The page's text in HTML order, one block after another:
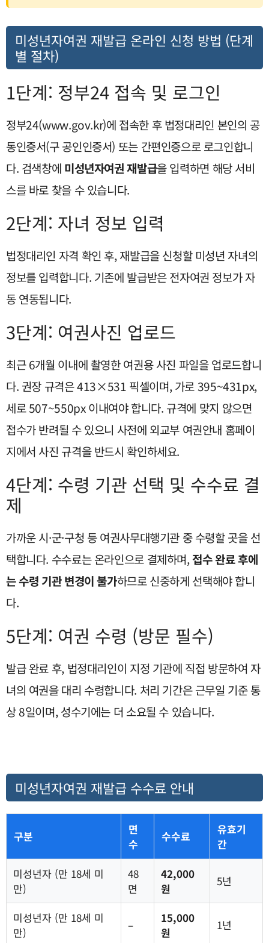
미성년자여권 재발급 온라인 신청 방법 (단계
별 절차)
1단계: 정부24 접속 및 로그인
정부24(www.gov.kr)에 접속한 후 법정대리인 본인의 공
동인증서(구 공인인증서) 또는 간편인증으로 로그인합니
다. 검색창에 미성년자여권 재발급을 입력하면 해당 서비
스를 바로 찾을 수 있습니다.
2단계: 자녀 정보 입력
법정대리인 자격 확인 후, 재발급을 신청할 미성년 자녀의
정보를 입력합니다. 기존에 발급받은 전자여권 정보가 자
동 연동됩니다.
3단계: 여권사진 업로드
최근 6개월 이내에 촬영한 여권용 사진 파일을 업로드합니
다. 권장 규격은 413×531 픽셀이며, 가로 395~431px,
세로 507~550px 이내여야 합니다. 규격에 맞지 않으면
접수가 반려될 수 있으니 사전에 외교부 여권안내 홈페이
지에서 사진 규격을 반드시 확인하세요.
4단계: 수령 기관 선택 및 수수료 결
제
가까운 시·군·구청 등 여권사무대행기관 중 수령할 곳을 선
택합니다. 수수료는 온라인으로 결제하며, 접수 완료 후에
는 수령 기관 변경이 불가하므로 신중하게 선택해야 합니
다.
5단계: 여권 수령 (방문 필수)
발급 완료 후, 법정대리인이 지정 기관에 직접 방문하여 자
녀의 여권을 대리 수령합니다. 처리 기간은 근무일 기준 통
상 8일이며, 성수기에는 더 소요될 수 있습니다.
미성년자여권 재발급 수수료 안내
구분
면
수
수수료
유효기
간
미성년자 (만 18세 미
만)
48
면
42,000
원
5년
미성년자 (만 18세 미
만)
–
15,000
원
1년